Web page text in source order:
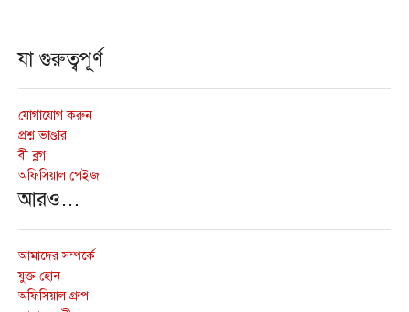
যা গুরুত্বপূর্ণ
যোগাযোগ করুন
প্রশ্ন ভাণ্ডার
বী ব্লগ
অফিসিয়াল পেইজ
আরও…
আমাদের সম্পর্কে
যুক্ত হোন
অফিসিয়াল গ্রুপ